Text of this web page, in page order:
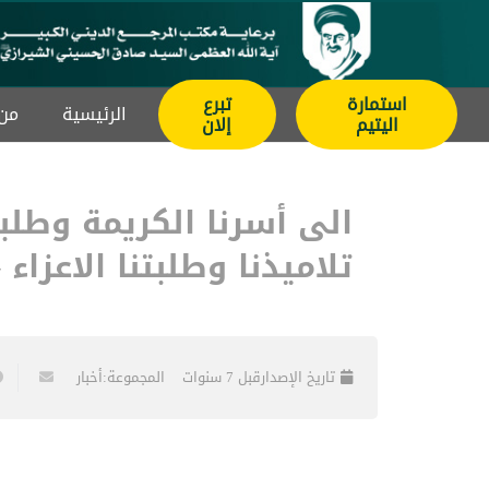
استمارة
اليتيم
تبرع
إلان الرئيسیة
الى أسرنا الكريمة
تلاميذنا وطلبتنا
تاريخ الإصدارقبل 7 سنوات المجموعة:أخبار